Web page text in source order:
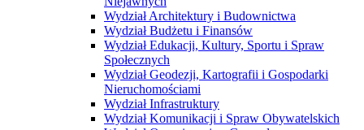
Wydział Architektury i Budownictwa
Wydział Budżetu i Finansów
Wydział Edukacji, Kultury, Sportu i Spraw
Społecznych
Wydział Geodezji, Kartografii i Gospodarki
Nieruchomościami
Wydział Infrastruktury
Wydział Komunikacji i Spraw Obywatelskich